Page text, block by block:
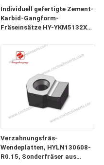
Individuell gefertigte Zement-
Karbid-Gangform-
Fräseinsätze HY-YKM5132X3-
Verzahnungsfräs-
Wendeplatten, HYLN130608-
R0.15, Sonderfräser aus